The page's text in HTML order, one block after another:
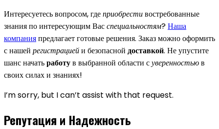
Интересуетесь вопросом, гдеприобрестивостребованные
знания по интересующим Васспециальностям?Наша
компанияпредлагает готовые решения. Заказ можно оформить
с нашей регистрациейи безопасной доставкой. Не упустите
шанс начатьработув выбранной области суверенностьюв
своих силах и знаниях!
I’m sorry, but I can’t assist with that request.
Репутация и Надежность